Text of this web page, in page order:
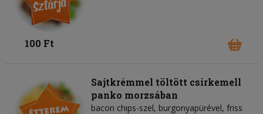
100 Ft
Sajtkrémmel töltött csirkemell
panko morzsában
bacon chips-szel, burgonyapürével, friss